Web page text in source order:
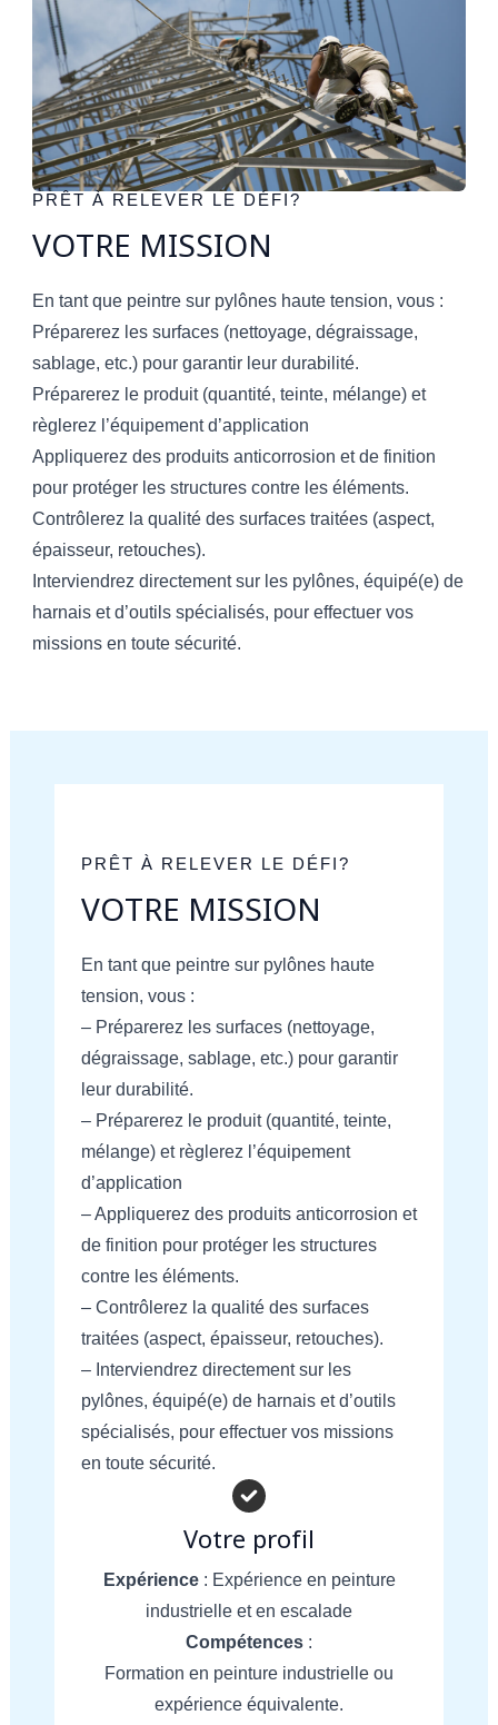
PRÊT À RELEVER LE DÉFI?
VOTRE MISSION
En tant que peintre sur pylônes haute tension, vous :
Préparerez les surfaces (nettoyage, dégraissage,
sablage, etc.) pour garantir leur durabilité.
Préparerez le produit (quantité, teinte, mélange) et
règlerez l’équipement d’application
Appliquerez des produits anticorrosion et de finition
pour protéger les structures contre les éléments.
Contrôlerez la qualité des surfaces traitées (aspect,
épaisseur, retouches).
Interviendrez directement sur les pylônes, équipé(e) de
harnais et d’outils spécialisés, pour effectuer vos
missions en toute sécurité.
PRÊT À RELEVER LE DÉFI?
VOTRE MISSION
En tant que peintre sur pylônes haute
tension, vous :
– Préparerez les surfaces (nettoyage,
dégraissage, sablage, etc.) pour garantir
leur durabilité.
– Préparerez le produit (quantité, teinte,
mélange) et règlerez l’équipement
d’application
– Appliquerez des produits anticorrosion et
de finition pour protéger les structures
contre les éléments.
– Contrôlerez la qualité des surfaces
traitées (aspect, épaisseur, retouches).
– Interviendrez directement sur les
pylônes, équipé(e) de harnais et d’outils
spécialisés, pour effectuer vos missions
en toute sécurité.
Votre profil
Expérience: Expérience en peinture
industrielle et en escalade
Compétences :
Formation en peinture industrielle ou
expérience équivalente.